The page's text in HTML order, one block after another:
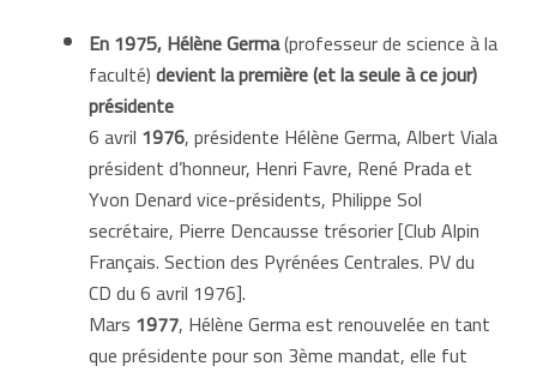
En 1975, Hélène Germa(professeur de science à la
faculté)devient la première (et la seule à ce jour)
présidente
6 avril 1976, présidente Hélène Germa, Albert Viala
président d’honneur, Henri Favre, René Prada et
Yvon Denard vice-présidents, Philippe Sol
secrétaire, Pierre Dencausse trésorier [Club Alpin
Français. Section des Pyrénées Centrales. PV du
CD du 6 avril 1976].
Mars 1977, Hélène Germa est renouvelée en tant
que présidente pour son 3ème mandat, elle fut